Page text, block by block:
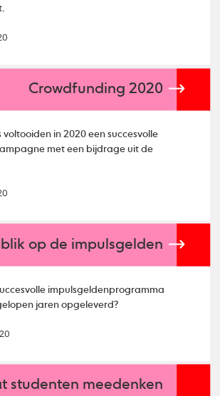
Crowdfunding 2020
voltooiden in 2020 een succesvolle
met een bijdrage uit de
op de impulsgelden
impulsgeldenprogramma
jaren opgeleverd?
studenten meedenken